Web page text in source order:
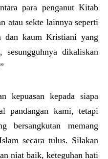
para penganut Kitab
atau sekte lainnya seperti
dan kaum Kristiani yang
sesungguhnya dikaliskan
kepuasan kepada siapa
pandangan kami, tetapi
bersangkutan memang
secara tulus. Silakan
niat baik, keteguhan hati